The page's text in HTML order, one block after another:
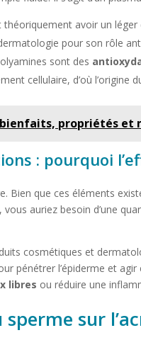
théoriquement avoir un
pour son rôle
sont des
cellulaire, d’où l’origine
propriétés et
: pourquoi
Bien que ces éléments
auriez besoin d’une
cosmétiques et
pénétrer l’épiderme et
libres ou réduire une
sur